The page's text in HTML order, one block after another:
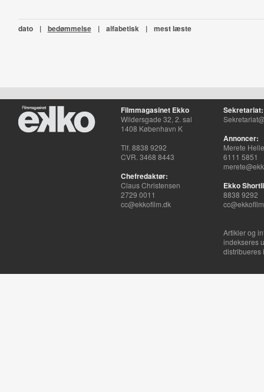
dato | bedømmelse | alfabetisk | mest læste
Filmmagasinet Ekko
Wildersgade 32, 2. sal
1408 København K
Tlf. 8838 9292
CVR. 3468 8443
Chefredaktør:
Claus Christensen
2729 0011
cc@ekkofilm.dk
Sekretariat:
Annoncer:
Merete
6111 5851
Ekko
8838 9292
Artikler og
indekseres
distribueres